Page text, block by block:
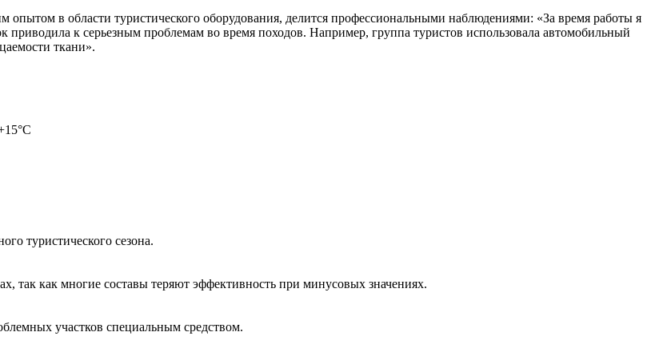
в области туристического оборудования, делится профессиональными наблюдениями: «За время работы я
приводила к серьезным проблемам во время походов. Например, группа туристов использовала автомобильный
ткани».
туристического сезона.
так как многие составы теряют эффективность при минусовых значениях.
участков специальным средством.